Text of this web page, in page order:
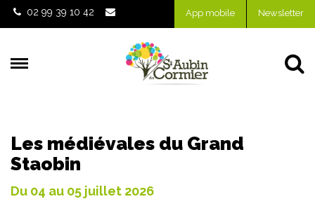
Gestion des traceurs
02 99 39 10 42 App mobile Newsletter
Les médiévales du Grand
Staobin
Du 04 au 05 juillet 2026